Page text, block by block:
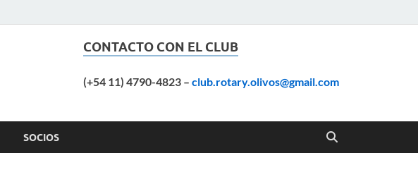
CONTACTO CON EL CLUB
(+54 11) 4790-4823 – club.rotary.olivos@gmail.com
SOCIOS